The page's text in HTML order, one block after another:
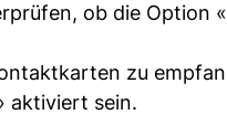
ob die Option
zu
aktiviert sein.